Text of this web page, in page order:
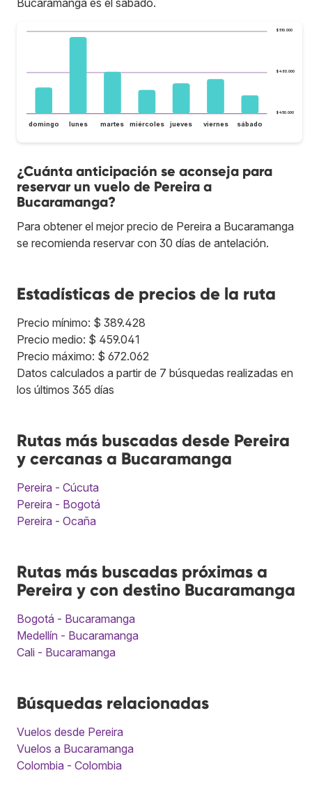
$ 450.000
$ 480.000
$ 510.000
domingo lunes martes miércoles jueves viernes sábado
¿Cuánta anticipación se aconseja para
reservar un vuelo de Pereira a
Bucaramanga?
Para obtener el mejor precio de Pereira a Bucaramanga
se recomienda reservar con 30 días de antelación.
Estadísticas de precios de la ruta
Precio mínimo: $ 389.428
Precio medio: $ 459.041
Precio máximo: $ 672.062
Datos calculados a partir de 7 búsquedas realizadas en
los últimos 365 días
Rutas más buscadas desde Pereira
y cercanas a Bucaramanga
Pereira - Cúcuta
Pereira - Bogotá
Pereira - Ocaña
Rutas más buscadas próximas a
Pereira y con destino Bucaramanga
Bogotá - Bucaramanga
Medellín - Bucaramanga
Cali - Bucaramanga
Búsquedas relacionadas
Vuelos desde Pereira
Vuelos a Bucaramanga
Colombia - Colombia